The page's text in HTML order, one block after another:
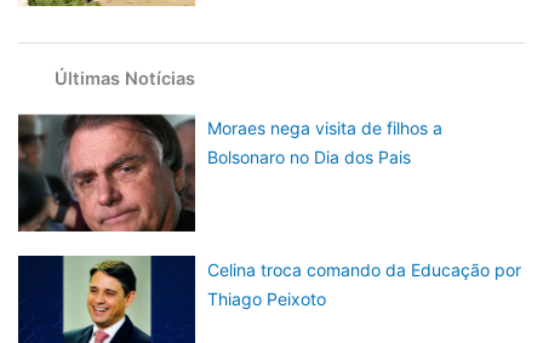
Últimas Notícias
Moraes nega visita de filhos a
Bolsonaro no Dia dos Pais
Celina troca comando da Educação por
Thiago Peixoto